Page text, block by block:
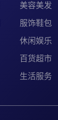
美容美发
服饰鞋包
休闲娱乐
百货超市
生活服务